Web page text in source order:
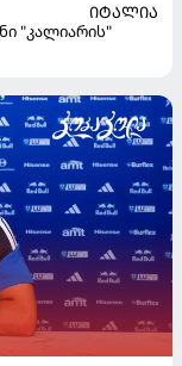
ᲘᲢᲐᲚᲘᲐ
"კალიარის"